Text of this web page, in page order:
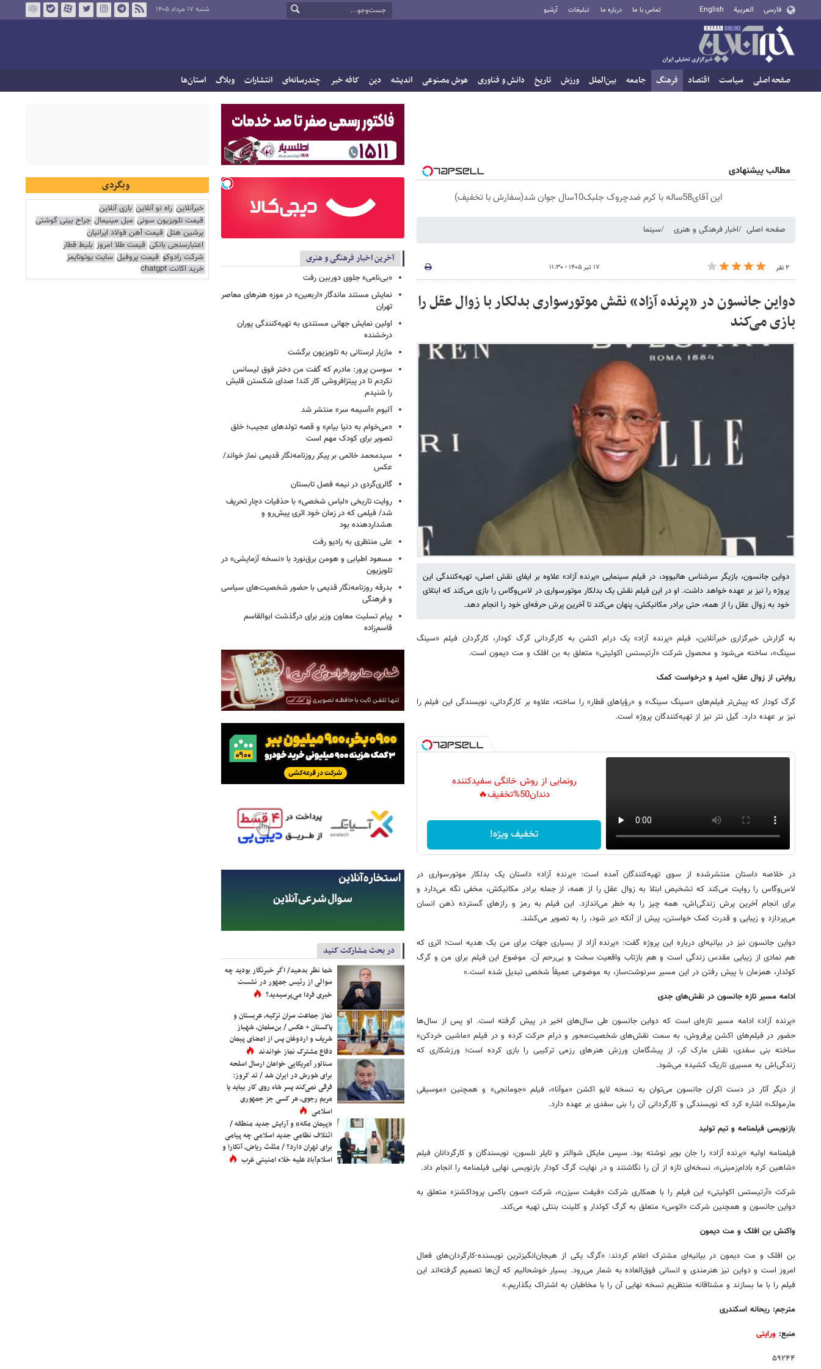
فارسی العربية English تماس با ما درباره ما تبلیغات آرشیو شنبه ۱۷ مرداد ۱۴۰۵
صفحه اصلی سیاست اقتصاد فرهنگ جامعه بین‌الملل ورزش تاریخ دانش و فناوری هوش مصنوعی اندیشه دین کافه خبر چندرسانه‌ای انتشارات وبلاگ استان‌ها
مطالب پیشنهادی
این آقای58ساله با کرم ضدچروک جلبک10سال جوان شد(سفارش با تخفیف)
صفحه اصلی اخبار فرهنگی و هنری سینما
۲ نفر ۱۷ تیر ۱۴۰۵ - ۱۱:۳۰
دواین جانسون در «پرنده آزاد» نقش موتورسواری بدلکار با زوال عقل را
بازی می‌کند
دواین جانسون، بازیگر سرشناس هالیوود، در فیلم سینمایی «پرنده آزاد» علاوه بر ایفای نقش اصلی، تهیه‌کنندگی این
پروژه را نیز بر عهده خواهد داشت. او در این فیلم نقش یک بدلکار موتورسواری در لاس‌وگاس را بازی می‌کند که ابتلای
خود به زوال عقل را از همه، حتی برادر مکانیکش، پنهان می‌کند تا آخرین پرش حرفه‌ای خود را انجام دهد.
به گزارش خبرگزاری خبرآنلاین، فیلم «پرنده آزاد» یک درام اکشن به کارگردانی گرگ کودار، کارگردان فیلم «سینگ
سینگ»، ساخته می‌شود و محصول شرکت «آرتیستس اکوئیتی» متعلق به بن افلک و مت دیمون است.
روایتی از زوال عقل، امید و درخواست کمک
گرگ کودار که پیش‌تر فیلم‌های «سینگ سینگ» و «رؤیاهای قطار» را ساخته، علاوه بر کارگردانی، نویسندگی این فیلم را
نیز بر عهده دارد. گیل نتر نیز از تهیه‌کنندگان پروژه است.
رونمایی از روش خانگی سفیدکننده
دندان50%تخفیف🔥
تخفیف ویژه!
در خلاصه داستان منتشرشده از سوی تهیه‌کنندگان آمده است: «پرنده آزاد» داستان یک بدلکار موتورسواری در
لاس‌وگاس را روایت می‌کند که تشخیص ابتلا به زوال عقل را از همه، از جمله برادر مکانیکش، مخفی نگه می‌دارد و
برای انجام آخرین پرش زندگی‌اش، همه چیز را به خطر می‌اندازد. این فیلم به رمز و رازهای گسترده ذهن انسان
می‌پردازد و زیبایی و قدرت کمک خواستن، پیش از آنکه دیر شود، را به تصویر می‌کشد.
دواین جانسون نیز در بیانیه‌ای درباره این پروژه گفت: «پرنده آزاد از بسیاری جهات برای من یک هدیه است؛ اثری که
هم نمادی از زیبایی مقدس زندگی است و هم بازتاب واقعیت سخت و بی‌رحم آن. موضوع این فیلم برای من و گرگ
کوئدار، همزمان با پیش رفتن در این مسیر سرنوشت‌ساز، به موضوعی عمیقاً شخصی تبدیل شده است.»
ادامه مسیر تازه جانسون در نقش‌های جدی
«پرنده آزاد» ادامه مسیر تازه‌ای است که دواین جانسون طی سال‌های اخیر در پیش گرفته است. او پس از سال‌ها
حضور در فیلم‌های اکشن پرفروش، به سمت نقش‌های شخصیت‌محور و درام حرکت کرده و در فیلم «ماشین خردکن»
ساخته بنی سفدی، نقش مارک کر، از پیشگامان ورزش هنرهای رزمی ترکیبی را بازی کرده است؛ ورزشکاری که
زندگی‌اش به مسیری تاریک کشیده می‌شود.
از دیگر آثار در دست اکران جانسون می‌توان به نسخه لایو اکشن «موآنا»، فیلم «جومانجی» و همچنین «موسیقی
مارمولک» اشاره کرد که نویسندگی و کارگردانی آن را بنی سفدی بر عهده دارد.
بازنویسی فیلمنامه و تیم تولید
فیلمنامه اولیه «پرنده آزاد» را جان بویر نوشته بود. سپس مایکل شوالتر و تایلر نلسون، نویسندگان و کارگردانان فیلم
«شاهین کره بادام‌زمینی»، نسخه‌ای تازه از آن را نگاشتند و در نهایت گرگ کودار بازنویسی نهایی فیلمنامه را انجام داد.
شرکت «آرتیستس اکوئیتی» این فیلم را با همکاری شرکت «فیفت سیزن»، شرکت «سون باکس پروداکشنز» متعلق به
دواین جانسون و همچنین شرکت «اتوس» متعلق به گرگ کوئدار و کلینت بنتلی تهیه می‌کند.
واکنش بن افلک و مت دیمون
بن افلک و مت دیمون در بیانیه‌ای مشترک اعلام کردند: «گرگ یکی از هیجان‌انگیزترین نویسنده-کارگردان‌های فعال
امروز است و دواین نیز هنرمندی و انسانی فوق‌العاده به شمار می‌رود. بسیار خوشحالیم که آن‌ها تصمیم گرفته‌اند این
فیلم را با ما بسازند و مشتاقانه منتظریم نسخه نهایی آن را با مخاطبان به اشتراک بگذاریم.»
مترجم: ریحانه اسکندری
منبع: ورایتی
۵۹۲۴۴
آخرین اخبار فرهنگی و هنری
«بی‌نامی» جلوی دوربین رفت
نمایش مستند ماندگار «اربعین» در موزه هنرهای معاصر
تهران
اولین نمایش جهانی مستندی به تهیه‌کنندگی پوران
درخشنده
مازیار لرستانی به تلویزیون برگشت
سوسن پرور: مادرم که گفت من دختر فوق‌ لیسانس
نکردم تا در پیتزافروشی کار کند! صدای شکستن قلبش
را شنیدم
آلبوم «آسیمه سر» منتشر شد
«می‌خوام به دنیا بیام» و قصه تولدهای عجیب؛ خلق
تصویر برای کودک مهم است
سیدمحمد خاتمی بر پیکر روزنامه‌نگار قدیمی نماز خواند/
عکس
گالری‌گردی در نیمه فصل تابستان
روایت تاریخی «لباس شخصی» با حذفیات دچار تحریف
شد/ فیلمی که در زمان خود اثری پیش‌رو و
هشداردهنده بود
علی منتظری به رادیو رفت
مسعود اطیابی و هومن برق‌نورد با «نسخه آزمایشی» در
تلویزیون
بدرقه روزنامه‌نگار قدیمی با حضور شخصیت‌های سیاسی
و فرهنگی
پیام تسلیت معاون وزیر برای درگذشت ابوالقاسم
قاسم‌زاده
در بحث مشارکت کنید
شما نظر بدهید/ اگر خبرنگار بودید چه
سوالی از رئیس جمهور در نشست
خبری فردا می‌پرسیدید؟
نماز جماعت سران ترکیه، عربستان و
پاکستان + عکس / بن‌سلمان، شهباز
شریف و اردوغان پس از امضای پیمان
دفاع مشترک نماز خواندند
سناتور آمریکایی خواهان ارسال اسلحه
برای شورش در ایران شد / تد کروز:
فرقی نمی‌کند پسر شاه روی کار بیاید یا
مریم رجوی، هر کسی جز جمهوری
اسلامی
«پیمان مکه» و آرایش جدید منطقه /
ائتلاف نظامی جدید اسلامی چه پیامی
برای تهران دارد؟ / مثلث ریاض، آنکارا و
اسلام‌آباد علیه خلاء امنیتی غرب
وبگردی
خبرآنلاین راه نو آنلاین بازی آنلاین
قیمت تلویزیون سونی مبل مینیمال جراح بینی گوشتی
پرشین هتل قیمت آهن فولاد ایرانیان
اعتبارسنجی بانکی قیمت طلا امروز بلیط قطار
شرکت رادوکو قیمت پروفیل سایت یوتوتایمز
خرید اکانت chatgpt